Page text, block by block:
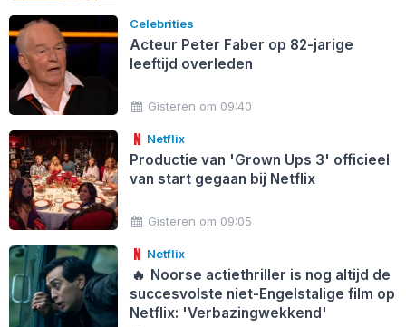
Celebrities
Acteur Peter Faber op 82-jarige
leeftijd overleden
Gisteren om 09:40
Netflix
Productie van 'Grown Ups 3' officieel
van start gegaan bij Netflix
Gisteren om 09:05
Netflix
🔥 Noorse actiethriller is nog altijd de
succesvolste niet-Engelstalige film op
Netflix: 'Verbazingwekkend'